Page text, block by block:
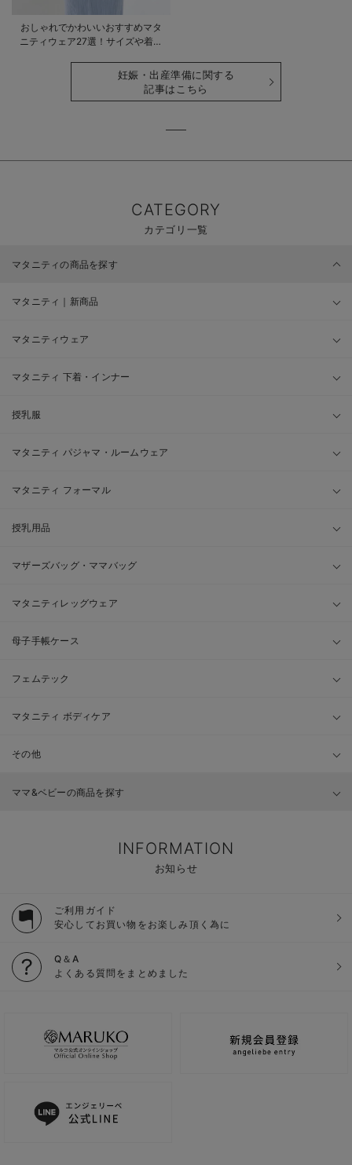
おしゃれでかわいいおすすめマタ
ニティウェア27選！サイズや着る
妊娠・出産準備に関する
記事はこちら
CATEGORY
カテゴリ一覧
マタニティの商品を探す
マタニティ｜新商品
マタニティウェア
マタニティ 下着・インナー
授乳服
マタニティ パジャマ・ルームウェア
マタニティ フォーマル
授乳用品
マザーズバッグ・ママバッグ
マタニティレッグウェア
母子手帳ケース
フェムテック
マタニティ ボディケア
その他
ママ&ベビーの商品を探す
INFORMATION
お知らせ
ご利用ガイド
安心してお買い物をお楽しみ頂く為に
Q＆A
よくある質問をまとめました